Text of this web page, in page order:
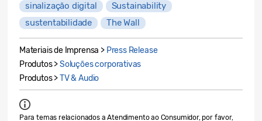
sinalização digital
Sustainability
sustentabilidade
The Wall
Materiais de Imprensa > Press Release
Produtos >Soluções corporativas
Produtos >TV & Audio
Para temas relacionados a Atendimento ao Consumidor, por favor,